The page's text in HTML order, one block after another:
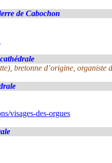
de Cabochon
cathédrale
bretonne d’origine, organiste
visages-des-orgues